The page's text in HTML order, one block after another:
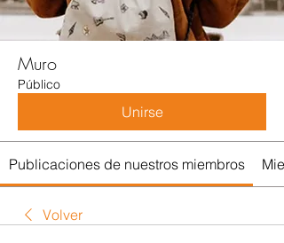
Muro
Público
Unirse
Publicaciones de nuestros miembros
Volver